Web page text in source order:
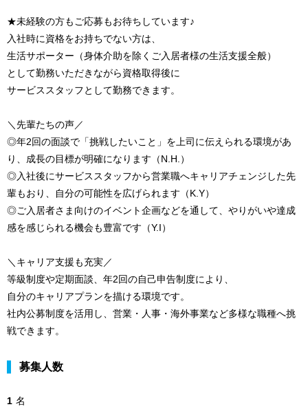
★未経験の方もご応募もお待ちしています♪
入社時に資格をお持ちでない方は、
生活サポーター（身体介助を除くご入居者様の生活支援全般）
として勤務いただきながら資格取得後に
サービススタッフとして勤務できます。
＼先輩たちの声／
◎年2回の面談で「挑戦したいこと」を上司に伝えられる環境があ
り、成長の目標が明確になります（N.H.）
◎入社後にサービススタッフから営業職へキャリアチェンジした先
輩もおり、自分の可能性を広げられます（K.Y）
◎ご入居者さま向けのイベント企画などを通して、やりがいや達成
感を感じられる機会も豊富です（Y.I）
＼キャリア支援も充実／
等級制度や定期面談、年2回の自己申告制度により、
自分のキャリアプランを描ける環境です。
社内公募制度を活用し、営業・人事・海外事業など多様な職種へ挑
戦できます。
募集人数
1 名